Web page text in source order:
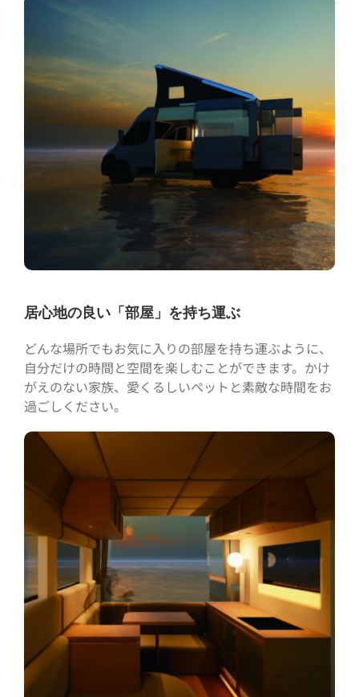
居心地の良い「部屋」を持ち運ぶ
どんな場所でもお気に入りの部屋を持ち運ぶように、
自分だけの時間と空間を楽しむことができます。かけ
がえのない家族、愛くるしいペットと素敵な時間をお
過ごしください。